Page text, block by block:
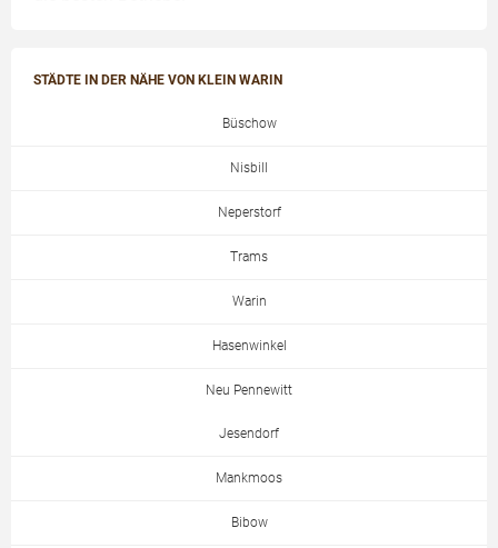
STÄDTE IN DER NÄHE VON KLEIN WARIN
Büschow
Nisbill
Neperstorf
Trams
Warin
Hasenwinkel
Neu Pennewitt
Jesendorf
Mankmoos
Bibow